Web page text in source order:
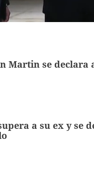
Martin se declara
a su ex y se